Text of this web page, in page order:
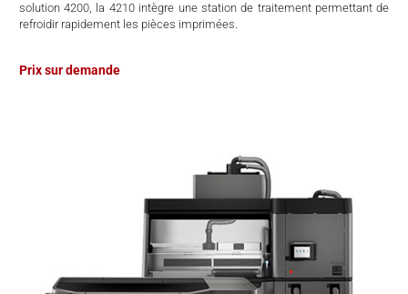
solution 4200, la 4210 intègre une station de traitement permettant de
refroidir rapidement les pièces imprimées.
Prix sur demande